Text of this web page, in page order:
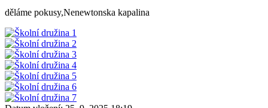
děláme pokusy,Nenewtonska kapalina